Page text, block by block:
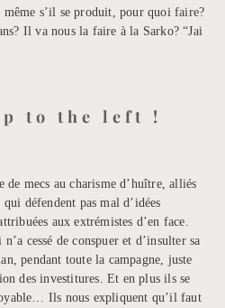
même s’il se produit, pour quoi faire?
Il va nous la faire à la Sarko? “Jai
to the left !
de mecs au charisme d’huître, alliés
défendent pas mal d’idées
aux extrémistes d’en face.
cessé de conspuer et d’insulter sa
pendant toute la campagne, juste
des investitures. Et en plus ils se
Ils nous expliquent qu’il faut